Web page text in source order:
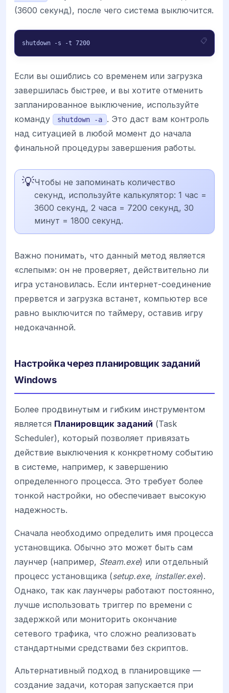
(3600 секунд), после чего система выключится.
shutdown -s -t 7200
Если вы ошиблись со временем или загрузка
завершилась быстрее, и вы хотите отменить
запланированное выключение, используйте
команду
shutdown -a
. Это даст вам контроль
над ситуацией в любой момент до начала
финальной процедуры завершения работы.
💡Чтобы не запоминать количество
секунд, используйте калькулятор: 1 час =
3600 секунд, 2 часа = 7200 секунд, 30
минут = 1800 секунд.
Важно понимать, что данный метод является
«слепым»: он не проверяет, действительно ли
игра установилась. Если интернет-соединение
прервется и загрузка встанет, компьютер все
равно выключится по таймеру, оставив игру
недокачанной.
Настройка через планировщик заданий
Windows
Более продвинутым и гибким инструментом
является Планировщик заданий (Task
Scheduler), который позволяет привязать
действие выключения к конкретному событию
в системе, например, к завершению
определенного процесса. Это требует более
тонкой настройки, но обеспечивает высокую
надежность.
Сначала необходимо определить имя процесса
установщика. Обычно это может быть сам
лаунчер (например, Steam.exe) или отдельный
процесс установщика (setup.exe, installer.exe).
Однако, так как лаунчеры работают постоянно,
лучше использовать триггер по времени с
задержкой или мониторить окончание
сетевого трафика, что сложно реализовать
стандартными средствами без скриптов.
Альтернативный подход в планировщике —
создание задачи, которая запускается при